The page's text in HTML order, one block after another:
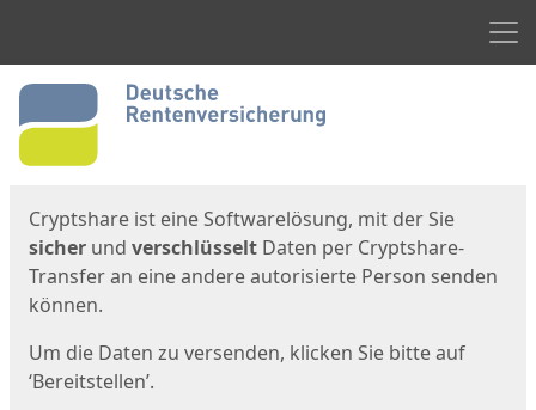
Start
Cryptshare ist eine Softwarelösung, mit der Sie
sicher und verschlüsselt Daten per Cryptshare-
Transfer an eine andere autorisierte Person senden
können.
Um die Daten zu versenden, klicken Sie bitte auf
‘Bereitstellen’.